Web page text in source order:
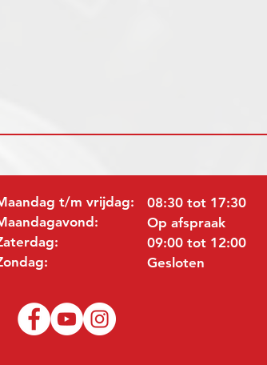
t/m vrijdag:
08:30 tot 17:30
Op afspraak
09:00 tot 12:00
Gesloten